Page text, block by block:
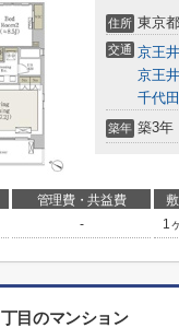
住所 東京都
交通 京王
京王
千代
築年 築3年
管理費・共益費
- 1
目のマンション